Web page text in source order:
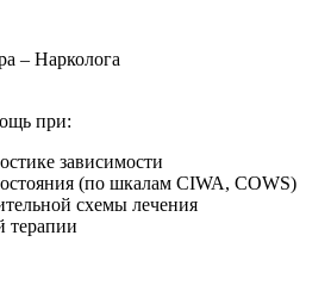
– Нарколога
при:
зависимости
(по шкалам CIWA, COWS)
схемы лечения
терапии